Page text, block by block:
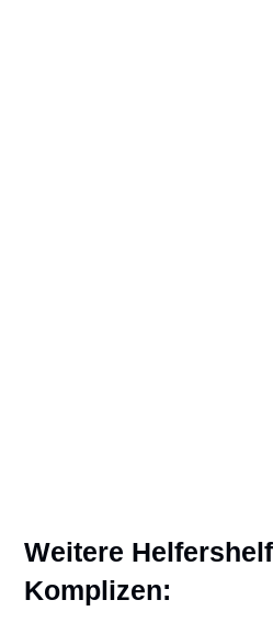
Weitere
Komplizen: